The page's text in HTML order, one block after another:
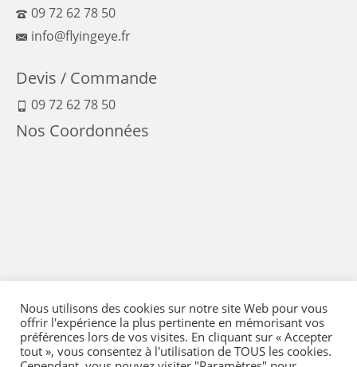
09 72 62 78 50
info@flyingeye.fr
Devis / Commande
09 72 62 78 50
Nos Coordonnées
Nous utilisons des cookies sur notre site Web pour vous
offrir l'expérience la plus pertinente en mémorisant vos
préférences lors de vos visites. En cliquant sur « Accepter
tout », vous consentez à l'utilisation de TOUS les cookies.